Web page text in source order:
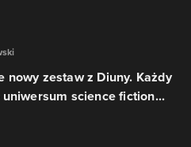
nowy zestaw z Diuny. Każdy
science fiction...